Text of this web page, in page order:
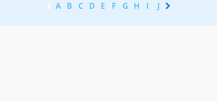
A B C D E F G H I J K